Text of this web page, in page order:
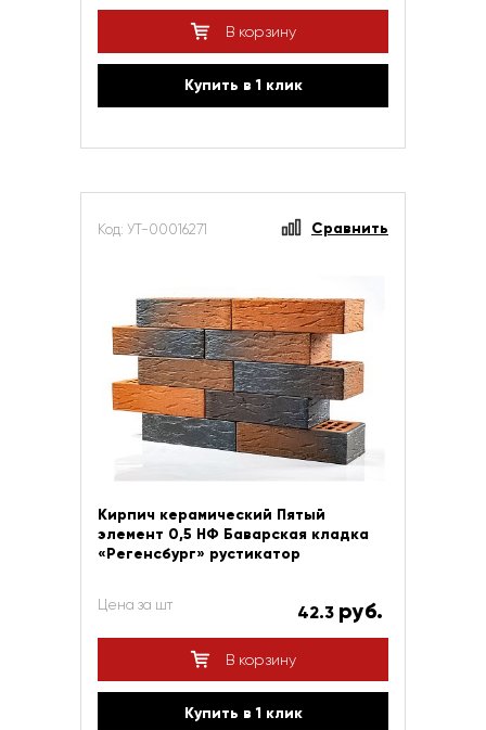
В корзину
Купить в 1 клик
Код: УТ-00016271 Сравнить
Кирпич керамический Пятый
элемент 0,5 НФ Баварская кладка
«Регенсбург» рустикатор
Цена за шт 42.3 руб.
В корзину
Купить в 1 клик